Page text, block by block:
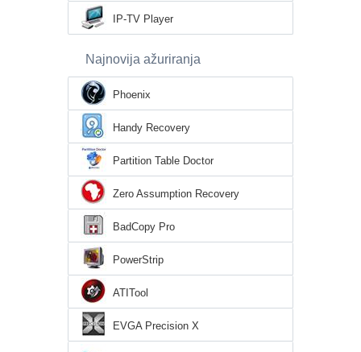
IP-TV Player
Najnovija ažuriranja
Phoenix
Handy Recovery
Partition Table Doctor
Zero Assumption Recovery
BadCopy Pro
PowerStrip
ATITool
EVGA Precision X